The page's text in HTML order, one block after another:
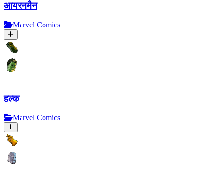
आयरनमैन
Marvel Comics
हल्क
Marvel Comics